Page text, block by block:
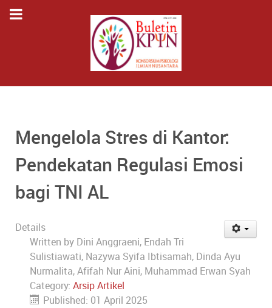
Mengelola Stres di Kantor:
Pendekatan Regulasi Emosi
bagi TNI AL
Details
Written by Dini Anggraeni, Endah Tri
Sulistiawati, Nazywa Syifa Ibtisamah, Dinda Ayu
Nurmalita, Afifah Nur Aini, Muhammad Erwan Syah
Category: Arsip Artikel
Published: 01 April 2025